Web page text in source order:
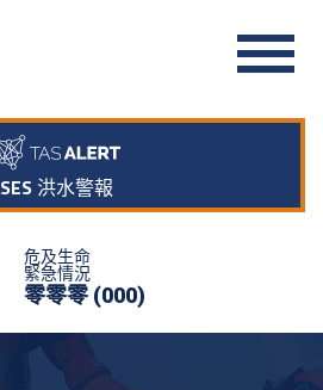
SES 洪水警報
危及生命
緊急情況
零零零 (000)